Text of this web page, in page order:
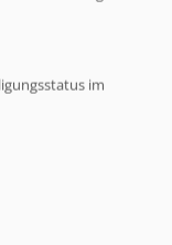
und Franz
im